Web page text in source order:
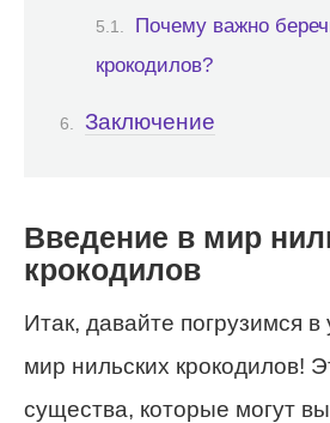
Почему важно
крокодилов?
Заключение
Введение в мир
крокодилов
Итак, давайте погрузимся
мир нильских крокодилов!
существа, которые могут